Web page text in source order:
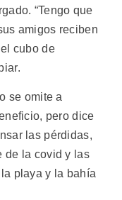
“Tengo que
amigos reciben
cubo de
se omite a
pero dice
las pérdidas,
de la covid y las
playa y la bahía